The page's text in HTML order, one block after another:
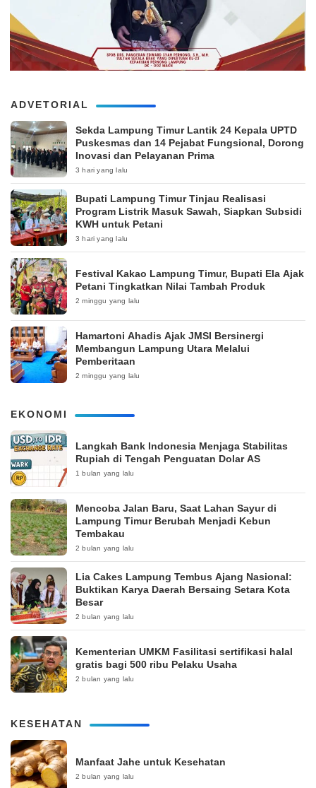
ADVETORIAL
‎Sekda Lampung Timur Lantik 24 Kepala UPTD
Puskesmas dan 14 Pejabat Fungsional, Dorong
Inovasi dan Pelayanan Prima
3 hari yang lalu
Bupati Lampung Timur Tinjau Realisasi
Program Listrik Masuk Sawah, Siapkan Subsidi
KWH untuk Petani
3 hari yang lalu
‎Festival Kakao Lampung Timur, Bupati Ela Ajak
Petani Tingkatkan Nilai Tambah Produk
2 minggu yang lalu
Hamartoni Ahadis Ajak JMSI Bersinergi
Membangun Lampung Utara Melalui
Pemberitaan
2 minggu yang lalu
EKONOMI
Langkah Bank Indonesia Menjaga Stabilitas
Rupiah di Tengah Penguatan Dolar AS
1 bulan yang lalu
Mencoba Jalan Baru, Saat Lahan Sayur di
Lampung Timur Berubah Menjadi Kebun
Tembakau
2 bulan yang lalu
Lia Cakes Lampung Tembus Ajang Nasional:
Buktikan Karya Daerah Bersaing Setara Kota
Besar
2 bulan yang lalu
Kementerian UMKM Fasilitasi sertifikasi halal
gratis bagi 500 ribu Pelaku Usaha
2 bulan yang lalu
KESEHATAN
Manfaat Jahe untuk Kesehatan
2 bulan yang lalu